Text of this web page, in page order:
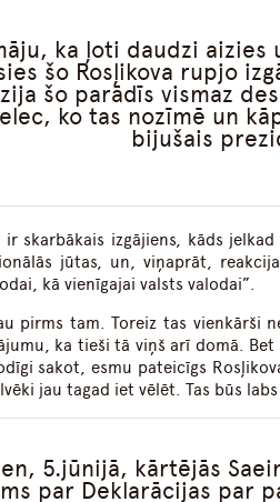
ka ļoti daudzi aizies
šo Rosļikova rupjo
šo parādīs vismaz
ko tas nozīmē un
bijušais
ir skarbākais izgājiens, kāds
jūtas, un, viņaprāt,
kā vienīgajai valsts valodai”.
pirms tam. Toreiz tas vienkārši
ka tieši tā viņš arī domā.
sakot, esmu pateicīgs
jau tagad iet vēlēt. Tas būs
5.jūnijā, kārtējās
par Deklarācijas par